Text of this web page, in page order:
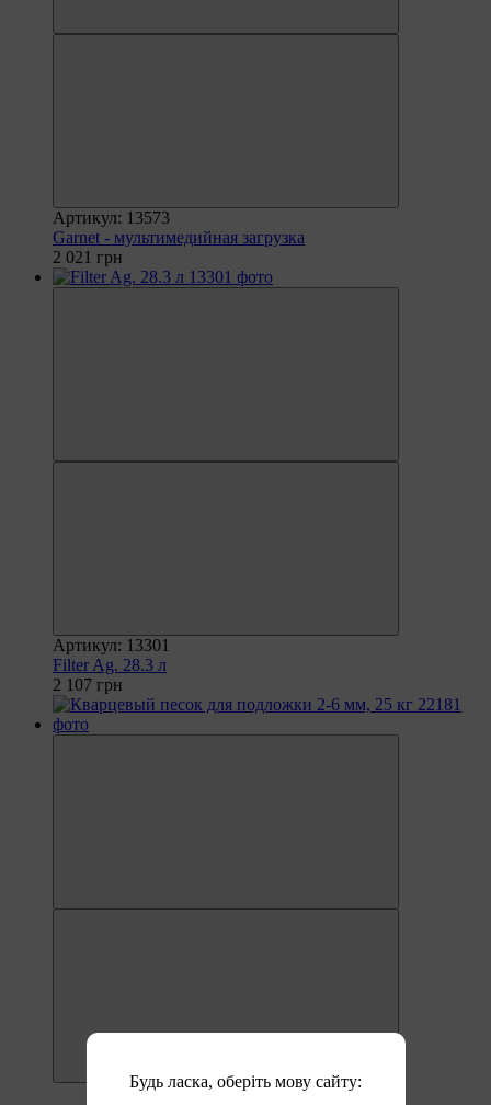
Артикул: 13573
Garnet - мультимедийная загрузка
2 021 грн
Артикул: 13301
Filter Ag. 28.3 л
2 107 грн
Будь ласка, оберіть мову сайту: